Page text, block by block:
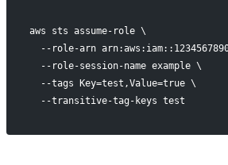
aws sts assume-role \
--role-arn
  --role-session-name example \
  --tags Key=test,Value=true \
  --transitive-tag-keys test